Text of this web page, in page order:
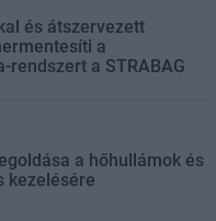
és átszervezett
a
rendszert a STRABAG
a hőhullámok és
kezelésére